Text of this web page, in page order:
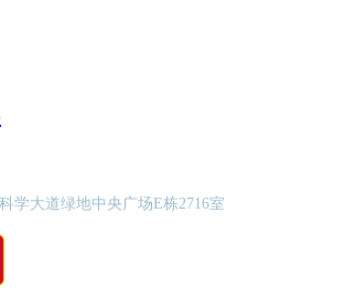
学大道绿地中央广场E栋2716室